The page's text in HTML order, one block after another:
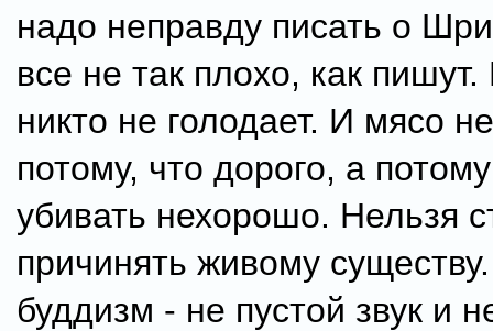
надо неправду писать о
все не так плохо, как
никто не голодает. И мясо
потому, что дорого, а
убивать нехорошо. Нельзя
причинять живому
буддизм - не пустой звук и